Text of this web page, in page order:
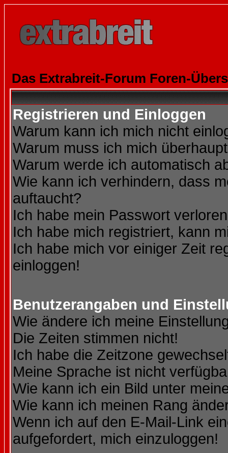
Das Extrabreit-Forum Foren-
Registrieren und Einloggen
Warum kann ich mich nicht
Warum muss ich mich
Warum werde ich automatisch
Wie kann ich verhindern, dass
auftaucht?
Ich habe mein Passwort
Ich habe mich registriert, kann
Ich habe mich vor einiger Zeit
einloggen!
Benutzerangaben und
Wie ändere ich meine
Die Zeiten stimmen nicht!
Ich habe die Zeitzone
Meine Sprache ist nicht
Wie kann ich ein Bild unter
Wie kann ich meinen Rang
Wenn ich auf den E-Mail-Link
aufgefordert, mich einzuloggen!